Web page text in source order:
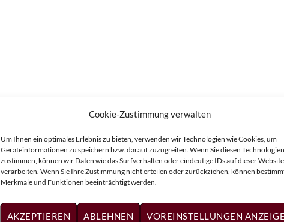
Cookie-Zustimmung verwalten
Um Ihnen ein optimales Erlebnis zu bieten, verwenden wir Technologien wie Cookies, um
Geräteinformationen zu speichern bzw. darauf zuzugreifen. Wenn Sie diesen Technologien
zustimmen, können wir Daten wie das Surfverhalten oder eindeutige IDs auf dieser Website
verarbeiten. Wenn Sie Ihre Zustimmung nicht erteilen oder zurückziehen, können
Merkmale und Funktionen beeinträchtigt werden.
AKZEPTIEREN ABLEHNEN VOREINSTELLUNGEN